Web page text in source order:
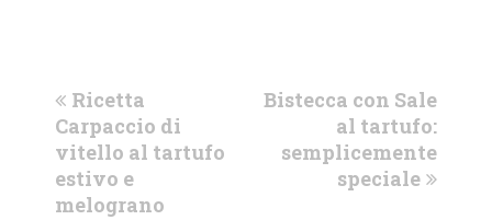
previous
post:
Ricetta
Carpaccio di
vitello al tartufo
estivo e
melograno
next
Bistecca con Sale
al tartufo:
semplicemente
speciale